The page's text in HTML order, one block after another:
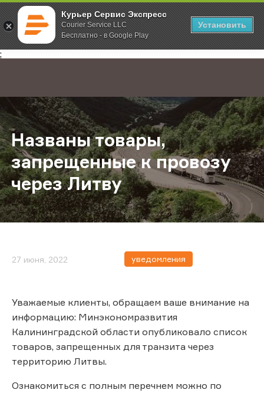
Курьер Сервис Экспресс
Courier Service LLC
Бесплатно - в Google Play
Установить
;
Главная О компании Новости Названы товары, запрещенные к
Названы товары,
запрещенные к провозу
через Литву
27 июня, 2022 уведомления
Уважаемые клиенты, обращаем ваше внимание на
информацию: Минэкономразвития
Калининградской области опубликовало список
товаров, запрещенных для транзита через
территорию Литвы.
Ознакомиться с полным перечнем можно по